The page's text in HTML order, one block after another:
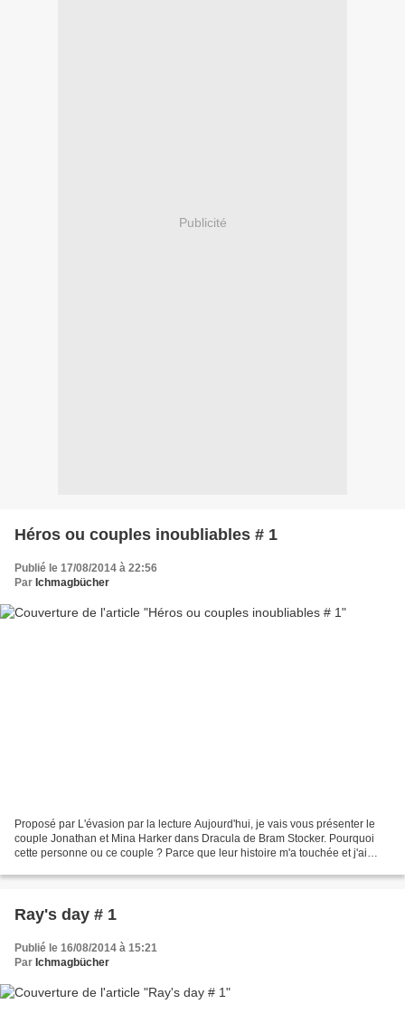
Publicité
Héros ou couples inoubliables # 1
Publié le 17/08/2014 à 22:56
Par Ichmagbücher
Proposé par L'évasion par la lecture Aujourd'hui, je vais vous présenter le
couple Jonathan et Mina Harker dans Dracula de Bram Stocker. Pourquoi
cette personne ou ce couple ? Parce que leur histoire m'a touchée et j'ai
Ray's day # 1
Publié le 16/08/2014 à 15:21
Par Ichmagbücher